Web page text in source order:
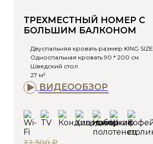
ТРЕХМЕСТНЫЙ НОМЕР С
БОЛЬШИМ БАЛКОНОМ
Двуспальняя кровать размер KING SIZE
Односпальная кровать 90 * 200 см
Шведский стол
27 м²
ВИДЕООБЗОР